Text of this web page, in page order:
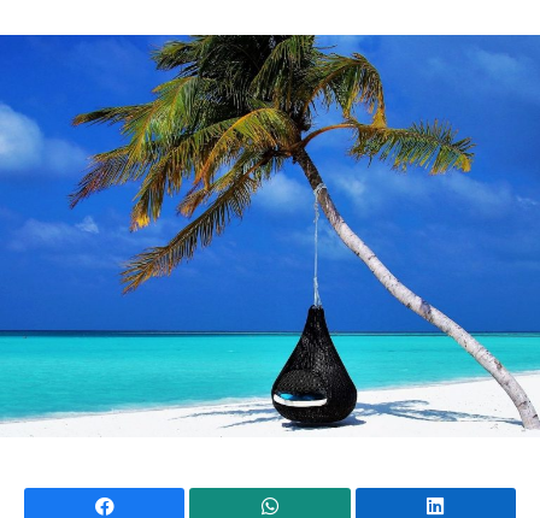
Facebook WhatsApp